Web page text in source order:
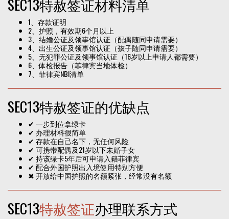
1、存款证明
2、护照，有效期6个月以上
3、结婚公证及领事馆认证（配偶随同申请需要）
4、出生公证及领事馆认证（孩子随同申请需要）
5、无犯罪公证及领事馆认证（16岁以上申请人都需要）
6、体检报告（菲律宾当地体检）
7、菲律宾NBI清单
SEC13特赦签证的优缺点
✔ 一步到位拿绿卡
✔ 办理材料很简单
✔ 存款在自己名下，无任何风险
✔ 可携带配偶及21岁以下未婚子女
✔ 持该绿卡5年后可申请入籍菲律宾
✔ 配合外国护照出入境使用特别方便
✖ 开放给中国护照的名额紧张，经常没有名额
SEC13特赦签证办理联系方式